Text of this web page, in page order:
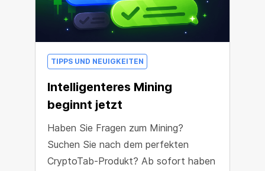
TIPPS UND NEUIGKEITEN
Intelligenteres Mining
beginnt jetzt
Haben Sie Fragen zum Mining?
Suchen Sie nach dem perfekten
CryptoTab-Produkt? Ab sofort haben